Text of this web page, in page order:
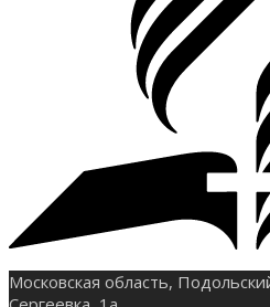
Московская область,